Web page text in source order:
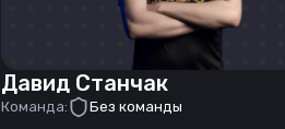
Давид Станчак
Команда: Без команды